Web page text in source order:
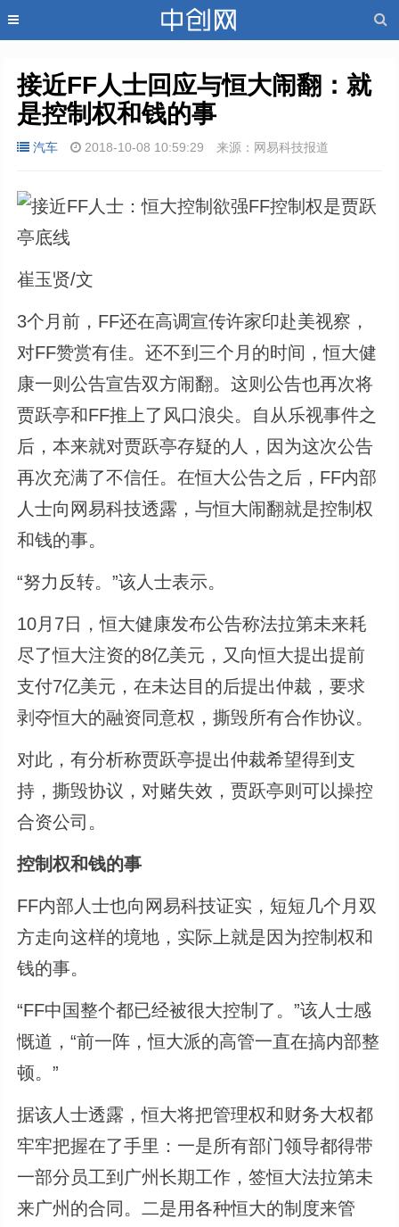
接近FF人士回应与恒大闹翻：就
是控制权和钱的事
汽车 2018-10-08 10:59:29 来源：网易科技报道
崔玉贤/文
3个月前，FF还在高调宣传许家印赴美视察，
对FF赞赏有佳。还不到三个月的时间，恒大健
康一则公告宣告双方闹翻。这则公告也再次将
贾跃亭和FF推上了风口浪尖。自从乐视事件之
后，本来就对贾跃亭存疑的人，因为这次公告
再次充满了不信任。在恒大公告之后，FF内部
人士向网易科技透露，与恒大闹翻就是控制权
和钱的事。
“努力反转。”该人士表示。
10月7日，恒大健康发布公告称法拉第未来耗
尽了恒大注资的8亿美元，又向恒大提出提前
支付7亿美元，在未达目的后提出仲裁，要求
剥夺恒大的融资同意权，撕毁所有合作协议。
对此，有分析称贾跃亭提出仲裁希望得到支
持，撕毁协议，对赌失效，贾跃亭则可以操控
合资公司。
控制权和钱的事
FF内部人士也向网易科技证实，短短几个月双
方走向这样的境地，实际上就是因为控制权和
钱的事。
“FF中国整个都已经被很大控制了。”该人士感
慨道，“前一阵，恒大派的高管一直在搞内部整
顿。”
据该人士透露，恒大将把管理权和财务大权都
牢牢把握在了手里：一是所有部门领导都得带
一部分员工到广州长期工作，签恒大法拉第未
来广州的合同。二是用各种恒大的制度来管